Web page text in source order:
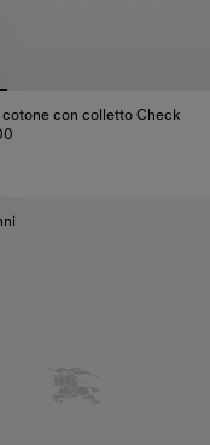
cotone con colletto Check